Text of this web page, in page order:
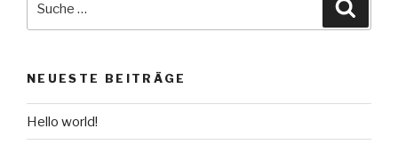
NEUESTE BEITRÄGE
Hello world!